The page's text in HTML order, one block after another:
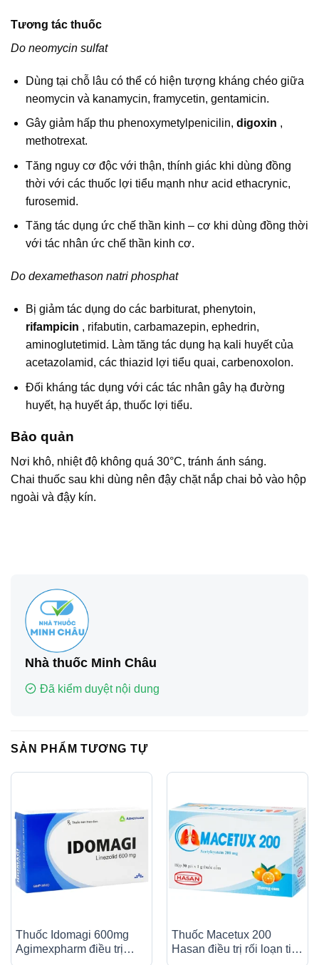
Tương tác thuốc
Do neomycin sulfat
Dùng tại chỗ lâu có thể có hiện tượng kháng chéo giữa
neomycin và kanamycin, framycetin, gentamicin.
Gây giảm hấp thu phenoxymetylpenicilin, digoxin ,
methotrexat.
Tăng nguy cơ độc với thận, thính giác khi dùng đồng
thời với các thuốc lợi tiểu mạnh như acid ethacrynic,
furosemid.
Tăng tác dụng ức chế thần kinh – cơ khi dùng đồng thời
với tác nhân ức chế thần kinh cơ.
Do dexamethason natri phosphat
Bị giảm tác dụng do các barbiturat, phenytoin,
rifampicin , rifabutin, carbamazepin, ephedrin,
aminoglutetimid. Làm tăng tác dụng hạ kali huyết của
acetazolamid, các thiazid lợi tiểu quai, carbenoxolon.
Đối kháng tác dụng với các tác nhân gây hạ đường
huyết, hạ huyết áp, thuốc lợi tiểu.
Bảo quản
Nơi khô, nhiệt độ không quá 30°C, tránh ánh sáng.
Chai thuốc sau khi dùng nên đậy chặt nắp chai bỏ vào hộp
ngoài và đậy kín.
Nhà thuốc Minh Châu
Đã kiểm duyệt nội dung
SẢN PHẨM TƯƠNG TỰ
Thuốc Idomagi 600mg
Agimexpharm điều trị
Thuốc Macetux 200
Hasan điều trị rối loạn tiết